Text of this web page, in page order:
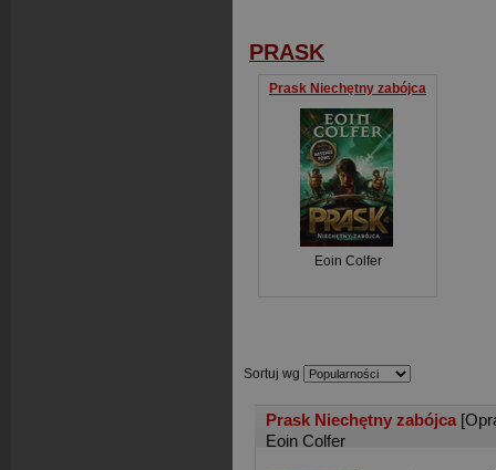
PRASK
Prask Niechętny zabójca
Eoin Colfer
Sortuj wg
Prask Niechętny zabójca
Eoin Colfer